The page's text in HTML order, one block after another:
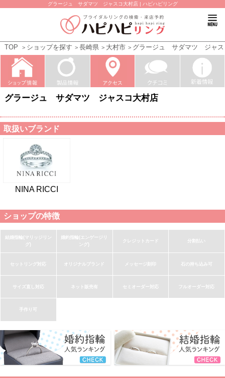
グラージュ サダマツ ジャスコ大村店 | ハピハピリング
TOP ショップを探す 長崎県 大村市 グラージュ サダマツ ジャス
グラージュ サダマツ ジャスコ大村店
取扱いブランド
NINA RICCI
ショップの特徴
結婚指輪(マリッジリン
グ)
婚約指輪(エンゲージリ
ング)
クレジットカード 分割払い
セットリング対応 オリジナルブランド メッセージ刻印 石の持ち込み可
サイズ直し対応 ネット販売有 セミオーダー対応 フルオーダー対応
手作り可